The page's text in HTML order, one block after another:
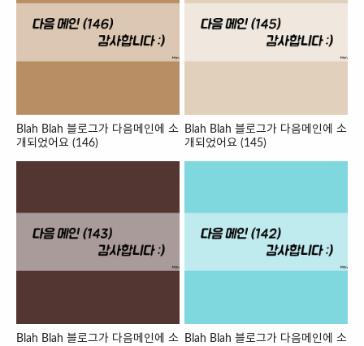
Blah Blah 블로그가 다음메인에 소
개되었어요 (146)
Blah Blah 블로그가 다음메인에 소
개되었어요 (145)
Blah Blah 블로그가 다음메인에 소
Blah Blah 블로그가 다음메인에 소